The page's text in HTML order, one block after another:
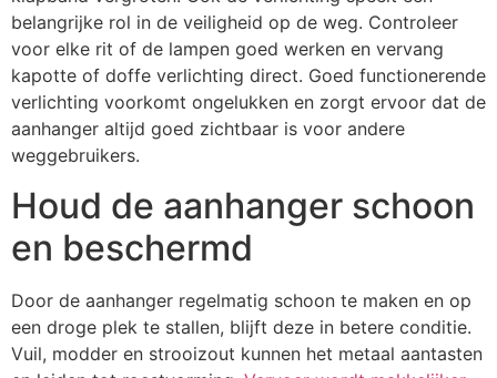
belangrijke rol in de veiligheid op de weg. Controleer
voor elke rit of de lampen goed werken en vervang
kapotte of doffe verlichting direct. Goed functionerende
verlichting voorkomt ongelukken en zorgt ervoor dat de
aanhanger altijd goed zichtbaar is voor andere
weggebruikers.
Houd de aanhanger schoon
en beschermd
Door de aanhanger regelmatig schoon te maken en op
een droge plek te stallen, blijft deze in betere conditie.
Vuil, modder en strooizout kunnen het metaal aantasten